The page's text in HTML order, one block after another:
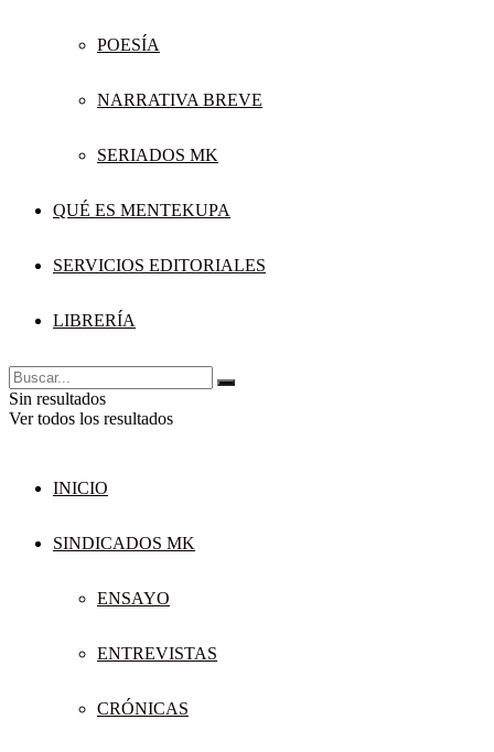
POESÍA
NARRATIVA BREVE
SERIADOS MK
QUÉ ES MENTEKUPA
SERVICIOS EDITORIALES
LIBRERÍA
Sin resultados
Ver todos los resultados
INICIO
SINDICADOS MK
ENSAYO
ENTREVISTAS
CRÓNICAS